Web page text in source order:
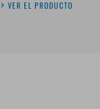
VER EL PRODUCTO